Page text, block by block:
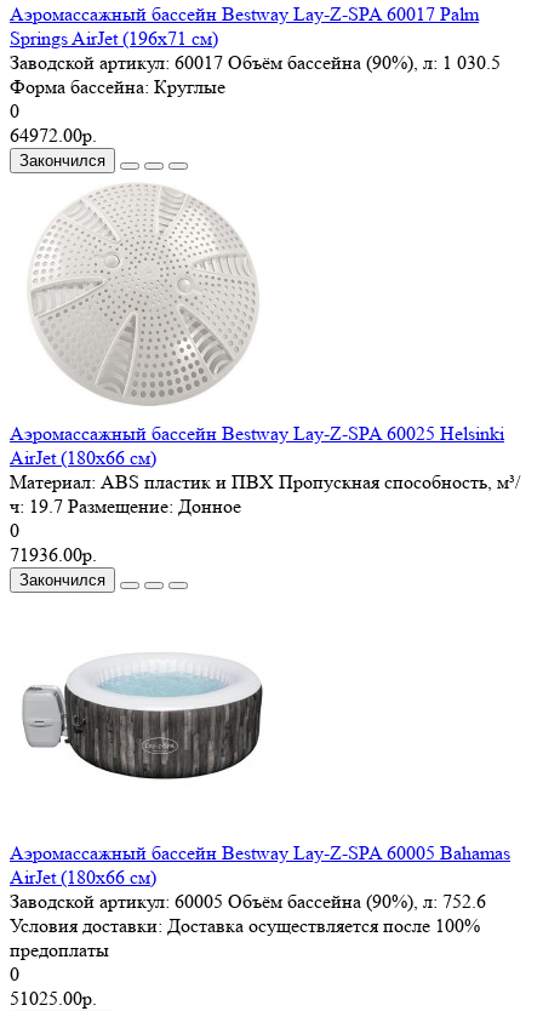
Аэромассажный бассейн Bestway Lay-Z-SPA 60017 Palm
Springs AirJet (196x71 см)
Заводской артикул: 60017 Объём бассейна (90%), л: 1 030.5
Форма басcейна: Круглые
0
64972.00р.
Закончился
Аэромассажный бассейн Bestway Lay-Z-SPA 60025 Helsinki
AirJet (180x66 см)
Материал: ABS пластик и ПВХ Пропускная способность, м³/
ч: 19.7 Размещение: Донное
0
71936.00р.
Закончился
Аэромассажный бассейн Bestway Lay-Z-SPA 60005 Bahamas
AirJet (180x66 см)
Заводской артикул: 60005 Объём бассейна (90%), л: 752.6
Условия доставки: Доставка осуществляется после 100%
предоплаты
0
51025.00р.